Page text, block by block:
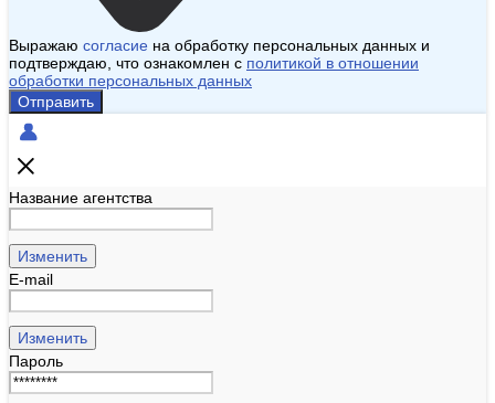
Выражаю согласие на обработку персональных данных и
подтверждаю, что ознакомлен с политикой в отношении
обработки персональных данных
Отправить
Название агентства
Изменить
E-mail
Изменить
Пароль